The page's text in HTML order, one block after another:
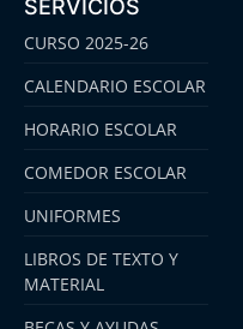
SERVICIOS
CURSO 2025-26
CALENDARIO ESCOLAR
HORARIO ESCOLAR
COMEDOR ESCOLAR
UNIFORMES
LIBROS DE TEXTO Y
MATERIAL